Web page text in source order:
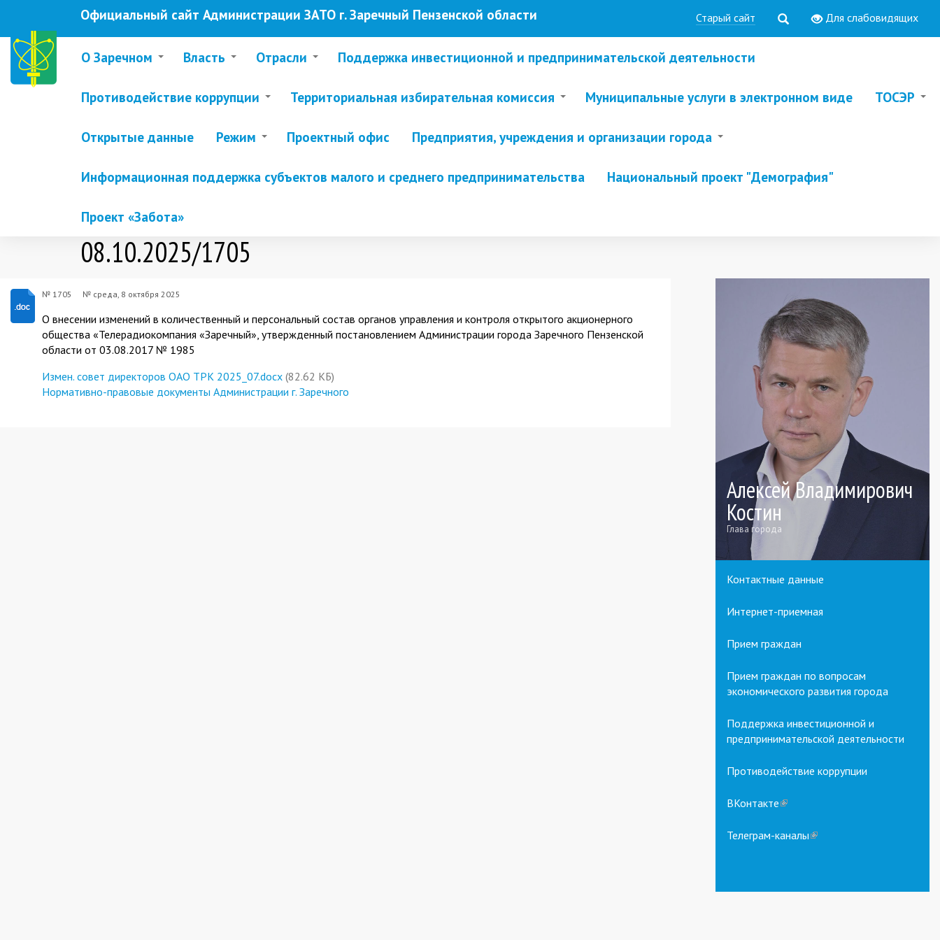
основному
содержанию
Официальный сайт Администрации ЗАТО г. Заречный Пензенской области Старый сайт Для слабовидящих
О Заречном Власть Отрасли Поддержка инвестиционной и предпринимательской деятельности
Противодействие коррупции Территориальная избирательная комиссия Муниципальные услуги в электронном виде ТОСЭР
Открытые данные Режим Проектный офис Предприятия, учреждения и организации города
Информационная поддержка субъектов малого и среднего предпринимательства Национальный проект "Демография"
Проект «Забота»
08.10.2025/1705
№ 1705 № среда, 8 октября 2025
О внесении изменений в количественный и персональный состав органов управления и контроля открытого акционерного
общества «Телерадиокомпания «Заречный», утвержденный постановлением Администрации города Заречного Пензенской
области от 03.08.2017 № 1985
Измен. совет директоров ОАО ТРК 2025_07.docx (82.62 КБ)
Нормативно-правовые документы Администрации г. Заречного
Алексей Владимирович
Костин
Глава города
Контактные данные
Интернет-приемная
Прием граждан
Прием граждан по вопросам
экономического развития города
Поддержка инвестиционной и
предпринимательской деятельности
Противодействие коррупции
ВКонтакте(link
external)
Телеграм-каналы(link